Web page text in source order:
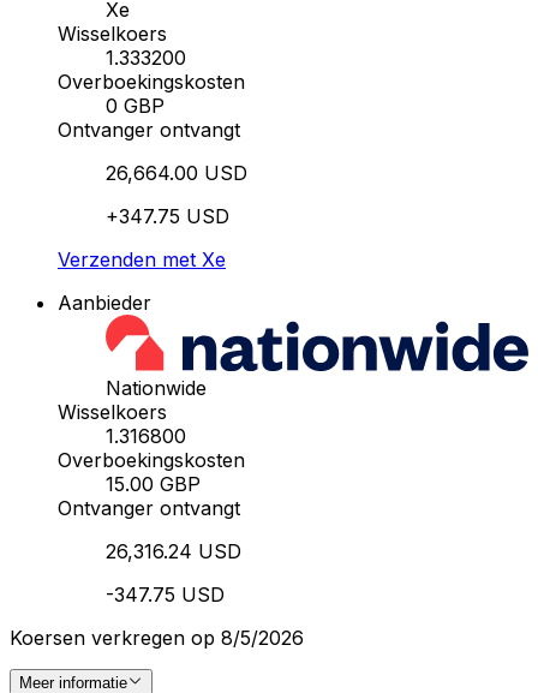
Xe
Wisselkoers
1.333200
Overboekingskosten
0 GBP
Ontvanger ontvangt
26,664.00 USD
+347.75 USD
Verzenden met Xe
Aanbieder
Nationwide
Wisselkoers
1.316800
Overboekingskosten
15.00 GBP
Ontvanger ontvangt
26,316.24 USD
-347.75 USD
Koersen verkregen op 8/5/2026
Meer informatie